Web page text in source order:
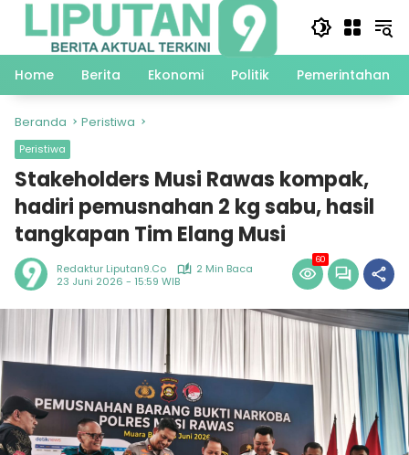
Langsung
Home
Berita Ekonomi Politik Pemerintahan
Beranda Peristiwa
Peristiwa
Stakeholders Musi Rawas kompak,
hadiri pemusnahan 2 kg sabu, hasil
tangkapan Tim Elang Musi
Redaktur Liputan9.co
2 Min Baca
23 Juni 2026 - 15:59 WIB
60